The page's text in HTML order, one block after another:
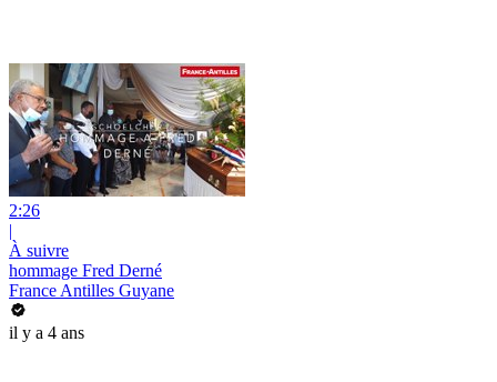
2:26
|
À suivre
hommage Fred Derné
France Antilles Guyane
il y a 4 ans